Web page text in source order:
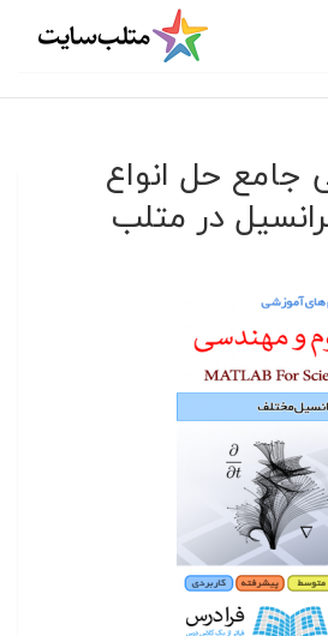
جامع حل انواع
در متلب